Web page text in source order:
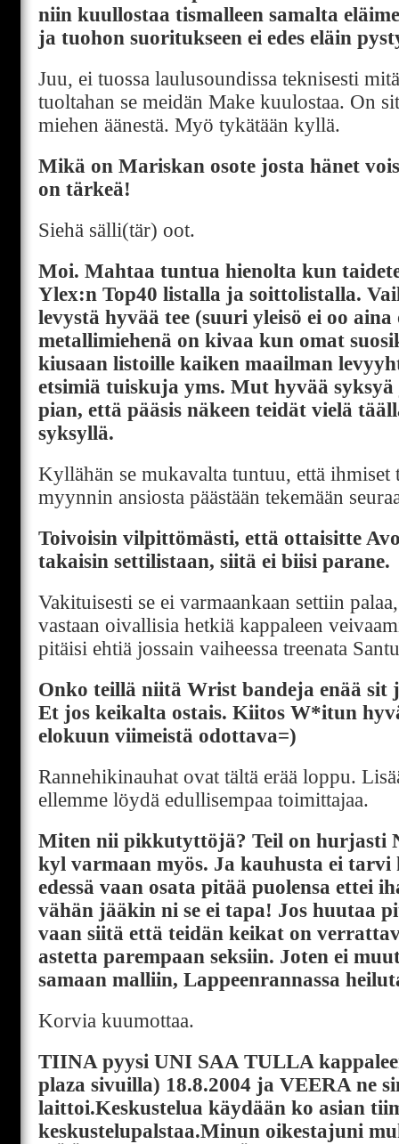
niin kuullostaa tismalleen samalta
ja tuohon suoritukseen ei edes eläin
Juu, ei tuossa laulusoundissa teknisesti
tuoltahan se meidän Make kuulostaa. On
miehen äänestä. Myö tykätään kyllä.
Mikä on Mariskan osote josta hänet
on tärkeä!
Siehä sälli(tär) oot.
Moi. Mahtaa tuntua hienolta kun
Ylex:n Top40 listalla ja soittolistalla.
levystä hyvää tee (suuri yleisö ei oo
metallimiehenä on kivaa kun omat
kiusaan listoille kaiken maailman
etsimiä tuiskuja yms. Mut hyvää
pian, että pääsis näkeen teidät vielä
syksyllä.
Kyllähän se mukavalta tuntuu, että
myynnin ansiosta päästään tekemään
Toivoisin vilpittömästi, että ottaisitte
takaisin settilistaan, siitä ei biisi parane.
Vakituisesti se ei varmaankaan settiin
vastaan oivallisia hetkiä kappaleen
pitäisi ehtiä jossain vaiheessa treenata
Onko teillä niitä Wrist bandeja enää
Et jos keikalta ostais. Kiitos W*itun
elokuun viimeistä odottava=)
Rannehikinauhat ovat tältä erää loppu.
ellemme löydä edullisempaa toimittajaa.
Miten nii pikkutyttöjä? Teil on hurjasti
kyl varmaan myös. Ja kauhusta ei
edessä vaan osata pitää puolensa ettei
vähän jääkin ni se ei tapa! Jos huutaa
vaan siitä että teidän keikat on
astetta parempaan seksiin. Joten ei
samaan malliin, Lappeenrannassa
Korvia kuumottaa.
TIINA pyysi UNI SAA TULLA
plaza sivuilla) 18.8.2004 ja VEERA ne
laittoi.Keskustelua käydään ko asian
keskustelupalstaa.Minun oikestajuni